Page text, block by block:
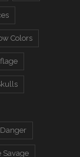
Colors
Danger
Savage